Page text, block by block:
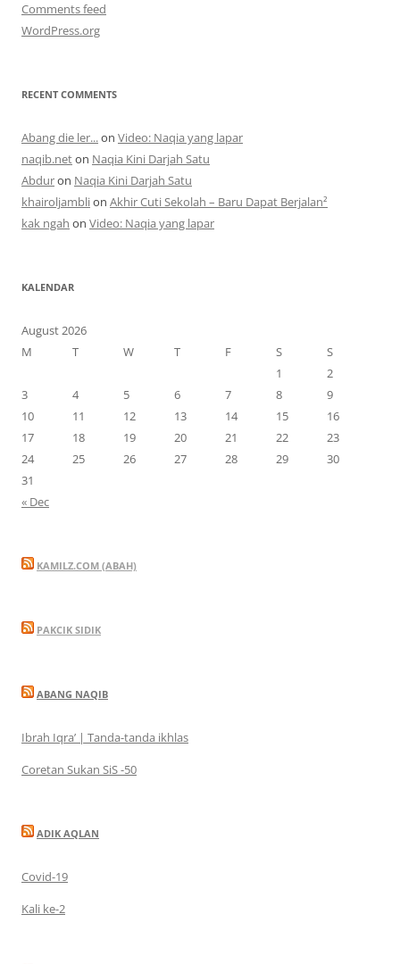
Comments feed
WordPress.org
RECENT COMMENTS
Abang die ler...on Video: Naqia yang lapar
naqib.neton Naqia Kini Darjah Satu
Abduron Naqia Kini Darjah Satu
khairoljamblion Akhir Cuti Sekolah – Baru Dapat Berjalan²
kak ngah on Video: Naqia yang lapar
KALENDAR
August 2026
M
T W T F S
S
1
2
3
4 5 6 7 8
9
10
11 12 13 14 15
16
17
18 19 20 21 22
23
24
25 26 27 28 29
30
31
« Dec
KAMILZ.COM (ABAH)
PAKCIK SIDIK
ABANG NAQIB
Ibrah Iqra’ | Tanda-tanda ikhlas
Coretan Sukan SiS -50
ADIK AQLAN
Covid-19
Kali ke-2